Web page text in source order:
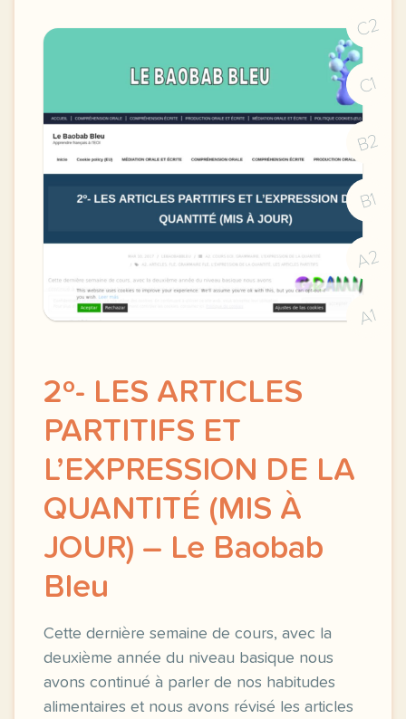
C2
C1
B2
B1
A2
A1
2º- LES ARTICLES
PARTITIFS ET
L’EXPRESSION DE LA
QUANTITÉ (MIS À
JOUR) – Le Baobab
Bleu
Cette dernière semaine de cours, avec la
deuxième année du niveau basique nous
avons continué à parler de nos habitudes
alimentaires et nous avons révisé les articles